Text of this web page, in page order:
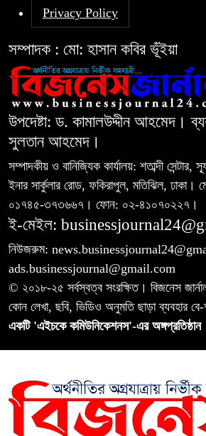
Privacy Policy
সম্পাদক : মো: হাসান কবির ভূঁইয়া
উপদেষ্টা: ড. কামালউদ্দীন আহমেদ।
সুলতান আহমেদ।
সম্পাদকীয় ও বানিজ্যিক কার্যালয়: শতাব্দী
ইনার সার্কুলার রোড, ফকিরাপুল, মতিঝিল, ঢাকা।
০১৭৪৫-৩৭৩৬৬৭। ফোন: ০২-৪১০৭০২২৭।
ই-মেইল:
নিউজরুম:
ads.businessjournal@gmail.com
© ২০১৮-২৫ সর্বস্বত্ব সংরক্ষিত। বিজনেস
কোন লেখা, ছবি, ভিডিও অনুমতি ছাড়া ব্যবহার
একটি 'এইচকে কমিউনিকেশনস'-এর অঙ্গপ্রতিষ্ঠান